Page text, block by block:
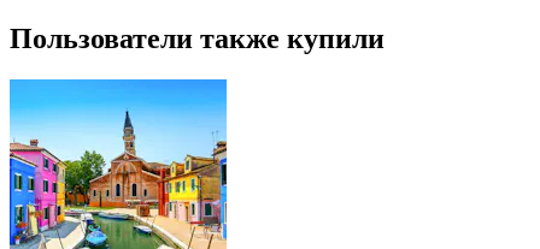
Пользователи также купили